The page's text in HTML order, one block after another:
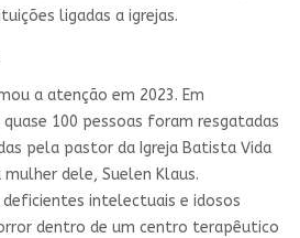
ligadas a igrejas.
a atenção em 2023. Em
100 pessoas foram resgatadas
pela pastor da Igreja Batista Vida
mulher dele, Suelen Klaus.
deficientes intelectuais e idosos
dentro de um centro terapêutico